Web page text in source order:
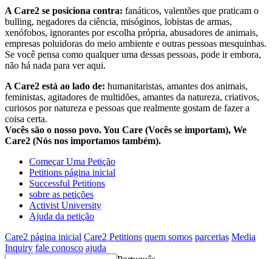
A Care2 se posiciona contra: fanáticos, valentões que praticam o
bulling, negadores da ciência, misóginos, lobistas de armas,
xenófobos, ignorantes por escolha própria, abusadores de animais,
empresas poluidoras do meio ambiente e outras pessoas mesquinhas.
Se você pensa como qualquer uma dessas pessoas, pode ir embora,
não há nada para ver aqui.
A Care2 está ao lado de: humanitaristas, amantes dos animais,
feministas, agitadores de multidões, amantes da natureza, criativos,
curiosos por natureza e pessoas que realmente gostam de fazer a
coisa certa.
Vocês são o nosso povo. You Care (Vocês se importam), We
Care2 (Nós nos importamos também).
Começar Uma Petição
Petitions página inicial
Successful Petitions
sobre as petições
Activist University
Ajuda da petição
Care2 página inicial Care2 Petitions quem somos parcerias Media
Inquiry fale conosco ajuda